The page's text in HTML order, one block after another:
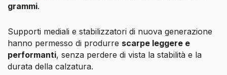
grammi.
Supporti mediali e stabilizzatori di nuova generazione
hanno permesso di produrre scarpe leggere e
performanti, senza perdere di vista la stabilità e la
durata della calzatura.